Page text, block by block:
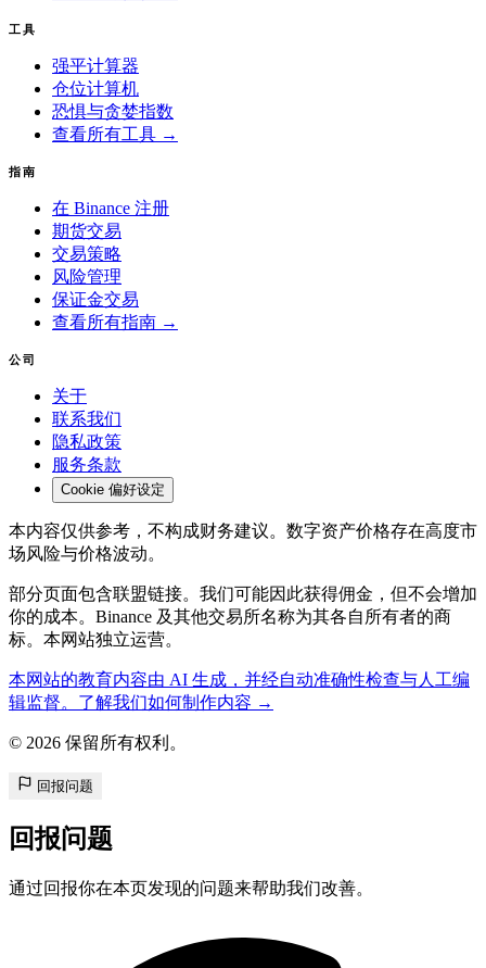
工具
强平计算器
仓位计算机
恐惧与贪婪指数
查看所有工具 →
指南
在 Binance 注册
期货交易
交易策略
风险管理
保证金交易
查看所有指南 →
公司
关于
联系我们
隐私政策
服务条款
Cookie 偏好设定
本内容仅供参考，不构成财务建议。数字资产价格存在高度市
场风险与价格波动。
部分页面包含联盟链接。我们可能因此获得佣金，但不会增加
你的成本。Binance 及其他交易所名称为其各自所有者的商
标。本网站独立运营。
本网站的教育内容由 AI 生成，并经自动准确性检查与人工编
辑监督。了解我们如何制作内容 →
© 2026 保留所有权利。
回报问题
回报问题
通过回报你在本页发现的问题来帮助我们改善。